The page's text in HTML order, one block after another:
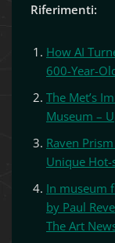
Riferimenti:
How AI
600-Year-
The Met’s
Museum –
Raven
Unique Hot-
In museum
by Paul
The Art